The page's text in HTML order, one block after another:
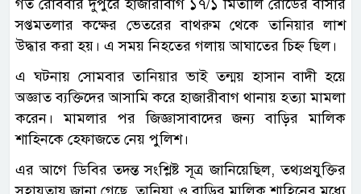
গত রোববার দুপুরে হাজারীবাগ ১৭/১ মিতালি রোডের বাসার
সপ্তমতলার কক্ষের ভেতরের বাথরুম থেকে তানিয়ার লাশ
উদ্ধার করা হয়। এ সময় নিহতের গলায় আঘাতের চিহ্ন ছিল।
এ ঘটনায় সোমবার তানিয়ার ভাই তন্ময় হাসান বাদী হয়ে
অজ্ঞাত ব্যক্তিদের আসামি করে হাজারীবাগ থানায় হত্যা মামলা
করেন। মামলার পর জিজ্ঞাসাবাদের জন্য বাড়ির মালিক
শাহিনকে হেফাজতে নেয় পুলিশ।
এর আগে ডিবির তদন্ত সংশ্লিষ্ট সূত্র জানিয়েছিল, তথ্যপ্রযুক্তির